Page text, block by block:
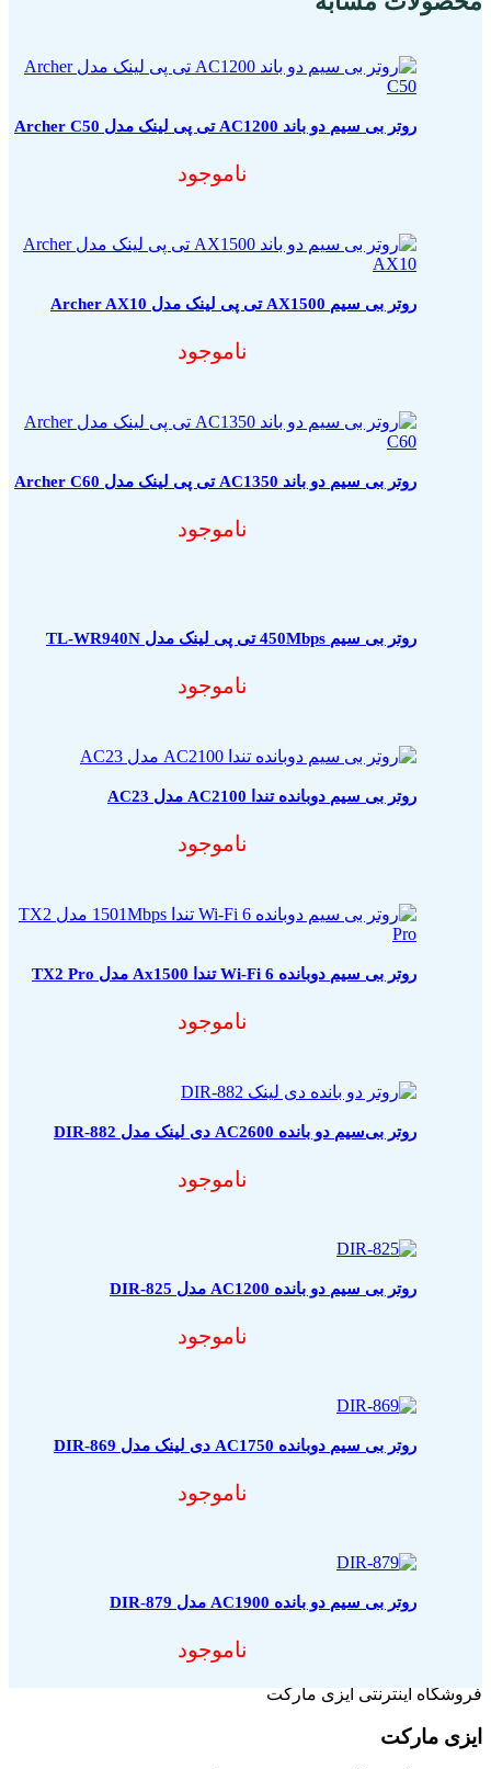
روتر بی سیم دو باند AC1200 تی پی لینک مدل Archer C50
ناموجود
روتر بی سیم AX1500 تی پی لینک مدل Archer AX10
ناموجود
روتر بی سیم دو باند AC1350 تی پی لینک مدل Archer C60
ناموجود
روتر بی سیم 450Mbps تی پی لینک مدل TL-WR940N
ناموجود
روتر بی سیم دوبانده تندا AC2100 مدل AC23
ناموجود
روتر بی سیم دوبانده Wi-Fi 6 تندا Ax1500 مدل TX2 Pro
ناموجود
روتر بی‌سیم دو بانده AC2600 دی لینک مدل DIR-882
ناموجود
روتر بی سیم دو بانده AC1200 مدل DIR-825
ناموجود
روتر بی سیم دوبانده AC1750 دی لینک مدل DIR-869
ناموجود
روتر بی سیم دو بانده AC1900 مدل DIR-879
ناموجود
فروشگاه اینترنتی ایزی مارکت
ایزی مارکت